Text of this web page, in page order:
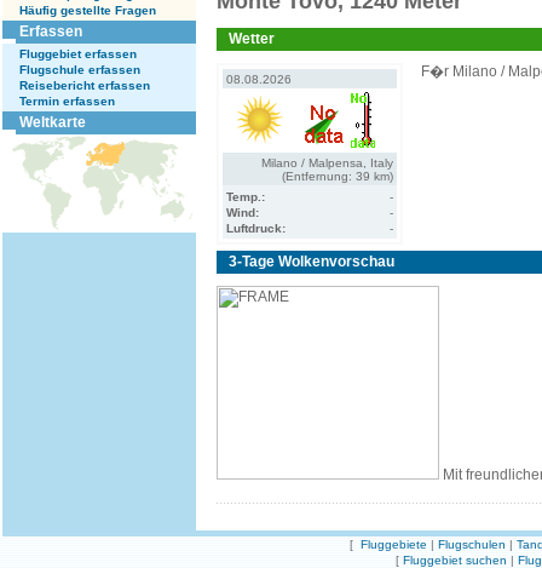
Häufig gestellte Fragen
Erfassen
Fluggebiet erfassen
Flugschule erfassen
Reisebericht erfassen
Termin erfassen
Weltkarte
Wetter
08.08.2026
Milano / Malpensa, Italy
(Entfernung: 39 km)
Temp.:
-
Wind:
-
Luftdruck:
-
F�r Milano /
3-Tage Wolkenvorschau
Mit
[ Fluggebiete | Flugschulen |
[ Fluggebiet suchen |